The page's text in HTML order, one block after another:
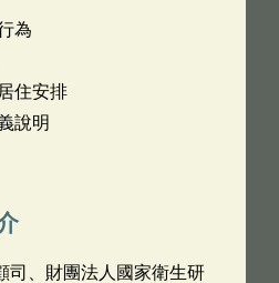
為
住安排
說明
司、財團法人國家衛生研